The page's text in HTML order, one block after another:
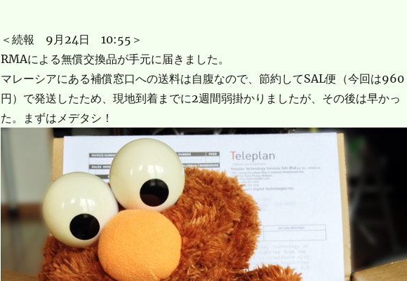
＜続報 9月24日 10:55＞
RMAによる無償交換品が手元に届きました。
マレーシアにある補償窓口への送料は自腹なので、節約してSAL便（今回は960
円）で発送したため、現地到着までに2週間弱掛かりましたが、その後は早かっ
た。まずはメデタシ！